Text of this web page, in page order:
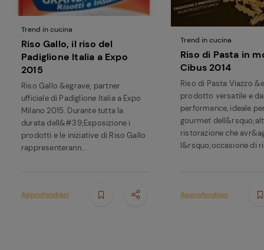
Trend in cucina
Riso Gallo, il riso del
Padiglione Italia a Expo
2015
Riso Gallo &egrave; partner
ufficiale di Padiglione Italia a Expo
Milano 2015. Durante tutta la
durata dell&#39;Esposizione i
prodotti e le iniziative di Riso Gallo
rappresenterann...
Approfondisci
Trend in cucina
Riso di Pasta in
Cibus 2014
Riso di Pasta Viazzo
prodotto versatile e
performance, ideale
gourmet
ristorazione che
l&rsquo;occasione di
Approfondisci